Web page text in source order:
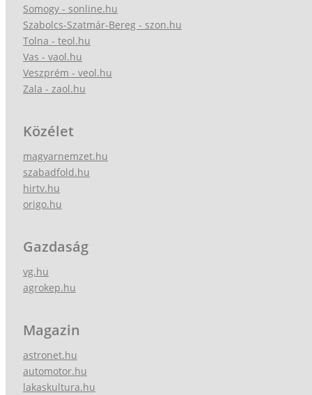
Somogy - sonline.hu
Szabolcs-Szatmár-Bereg - szon.hu
Tolna - teol.hu
Vas - vaol.hu
Veszprém - veol.hu
Zala - zaol.hu
Közélet
magyarnemzet.hu
szabadfold.hu
hirtv.hu
origo.hu
Gazdaság
vg.hu
agrokep.hu
Magazin
astronet.hu
automotor.hu
lakaskultura.hu